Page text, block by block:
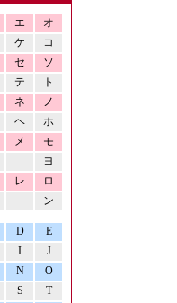
エ
オ
ケ
コ
セ
ソ
テ
ト
ネ
ノ
ヘ
ホ
メ
モ
ヨ
レ
ロ
ン
D
E
I
J
N
O
S
T